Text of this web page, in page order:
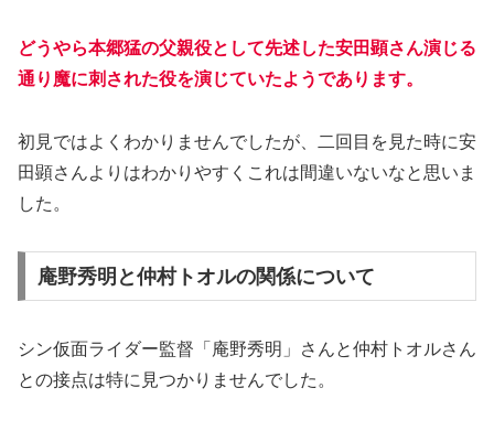
どうやら本郷猛の父親役として先述した安田顕さん演じる
通り魔に刺された役を演じていたようであります。
初見ではよくわかりませんでしたが、二回目を見た時に安
田顕さんよりはわかりやすくこれは間違いないなと思いま
した。
庵野秀明と仲村トオルの関係について
シン仮面ライダー監督「庵野秀明」さんと仲村トオルさん
との接点は特に見つかりませんでした。